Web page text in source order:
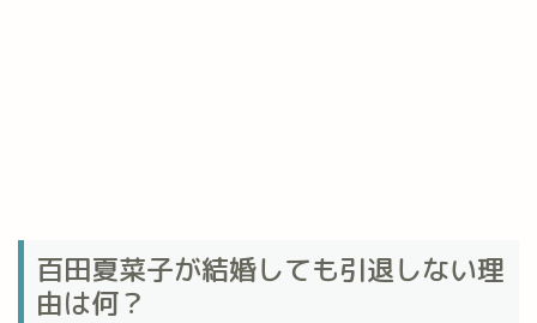
百田夏菜子が結婚しても引退しない理
由は何？